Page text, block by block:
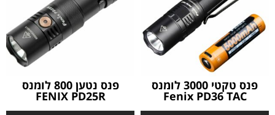
t
i
v
a
t
i
v
פנס טקטי 3000 לומנס
Fenix ​​PD36 TAC
פנס נטען 800 לומנס
FENIX PD25R